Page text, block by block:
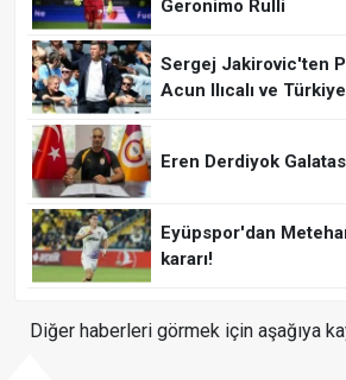
Geronimo Rulli
Sergej Jakirovic'ten
Acun Ilıcalı ve
Eren Derdiyok
Eyüpspor'dan
kararı!
Diğer haberleri görmek için aşağıya